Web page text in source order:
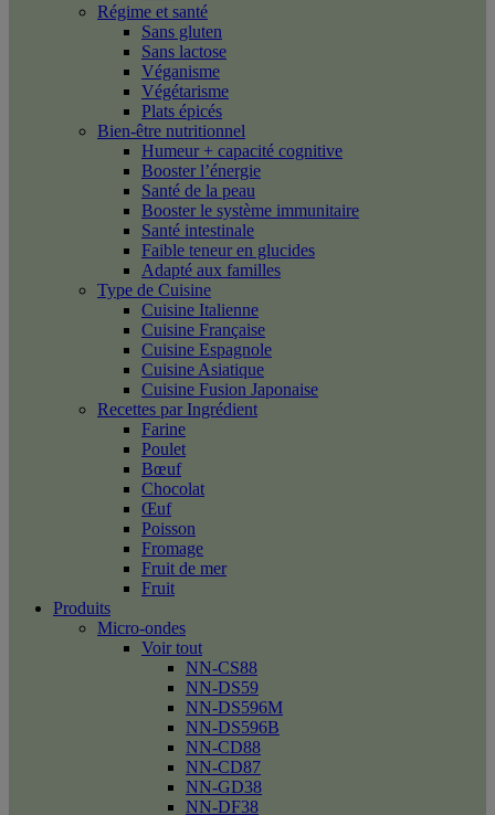
Régime et santé
Sans gluten
Sans lactose
Véganisme
Végétarisme
Plats épicés
Bien-être nutritionnel
Humeur + capacité cognitive
Booster l’énergie
Santé de la peau
Booster le système immunitaire
Santé intestinale
Faible teneur en glucides
Adapté aux familles
Type de Cuisine
Cuisine Italienne
Cuisine Française
Cuisine Espagnole
Cuisine Asiatique
Cuisine Fusion Japonaise
Recettes par Ingrédient
Farine
Poulet
Bœuf
Chocolat
Œuf
Poisson
Fromage
Fruit de mer
Fruit
Produits
Micro-ondes
Voir tout
NN-CS88
NN-DS59
NN-DS596M
NN-DS596B
NN-CD88
NN-CD87
NN-GD38
NN-DF38